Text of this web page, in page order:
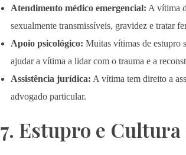
Atendimento médico emergencial: A vítima
sexualmente transmissíveis, gravidez e tratar
Apoio psicológico: Muitas vítimas de estupro
ajudar a vítima a lidar com o trauma e a
Assistência jurídica: A vítima tem direito a
advogado particular.
7. Estupro e